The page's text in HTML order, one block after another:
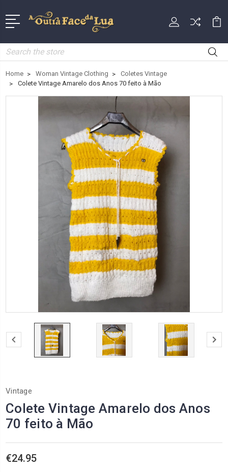
Search
Home Woman Vintage Clothing
Coletes Vintage
Colete Vintage Amarelo dos Anos 70 feito à Mão
Vintage
Colete Vintage Amarelo dos Anos
70 feito à Mão
€24.95